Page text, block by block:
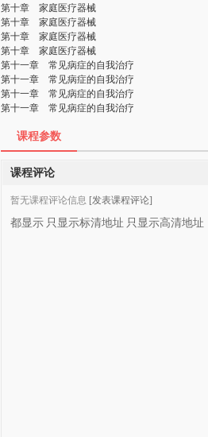
第十章 家庭医疗器械
第十章 家庭医疗器械
第十章 家庭医疗器械
第十章 家庭医疗器械
第十一章 常见病症的自我治疗
第十一章 常见病症的自我治疗
第十一章 常见病症的自我治疗
第十一章 常见病症的自我治疗
课程参数
课程评论
暂无课程评论信息 [发表课程评论]
都显示 只显示标清地址 只显示高清地址